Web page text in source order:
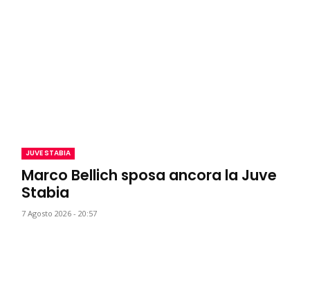
JUVE STABIA
Marco Bellich sposa ancora la Juve
Stabia
7 Agosto 2026 - 20:57